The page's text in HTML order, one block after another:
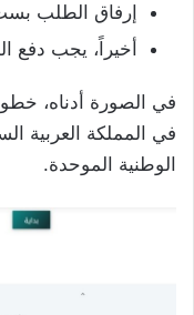
إرفاق الطلب بست
أخيراً، يجب دفع
في الصورة أدناه،
في المملكة العربية
الوطنية الموحدة.